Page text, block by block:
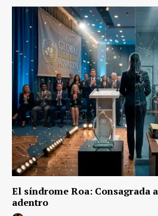
El síndrome Roa: Consagrada
adentro